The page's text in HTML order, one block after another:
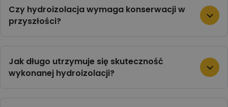
Czy hydroizolacja wymaga konserwacji w
przyszłości?
Jak długo utrzymuje się skuteczność
wykonanej hydroizolacji?